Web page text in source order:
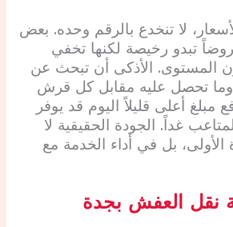
لا تنخدع بالرقم وحده. بعض
تبدو رخيصة لكنها تخفي
المستوى. الأذكى أن تبحث عن
وما تحصل عليه مقابل كل قرش
مبلغ أعلى قليلاً اليوم قد يوفر
غداً. الجودة الحقيقية لا
بل في أداء الخدمة مع
نقل العفش بجدة